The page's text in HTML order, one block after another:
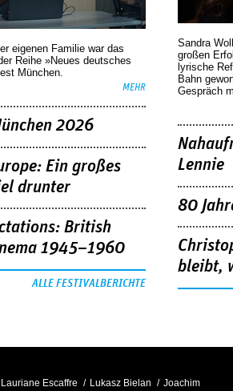
eigenen Familie war das
Reihe »Neues deutsches
München.
MEHR
2026
Ein großes
drunter
British
1945–1960
ALLE FESTIVALBERICHTE
Sandra
großen
lyrische
Bahn
Gespräch
Lennie
80
bleibt,
Lauriane Escaffre Lukasz Bielan Joachim